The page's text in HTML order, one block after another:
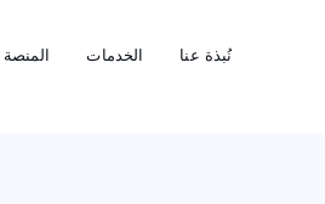
نُبذة عنا الخدمات المنصة